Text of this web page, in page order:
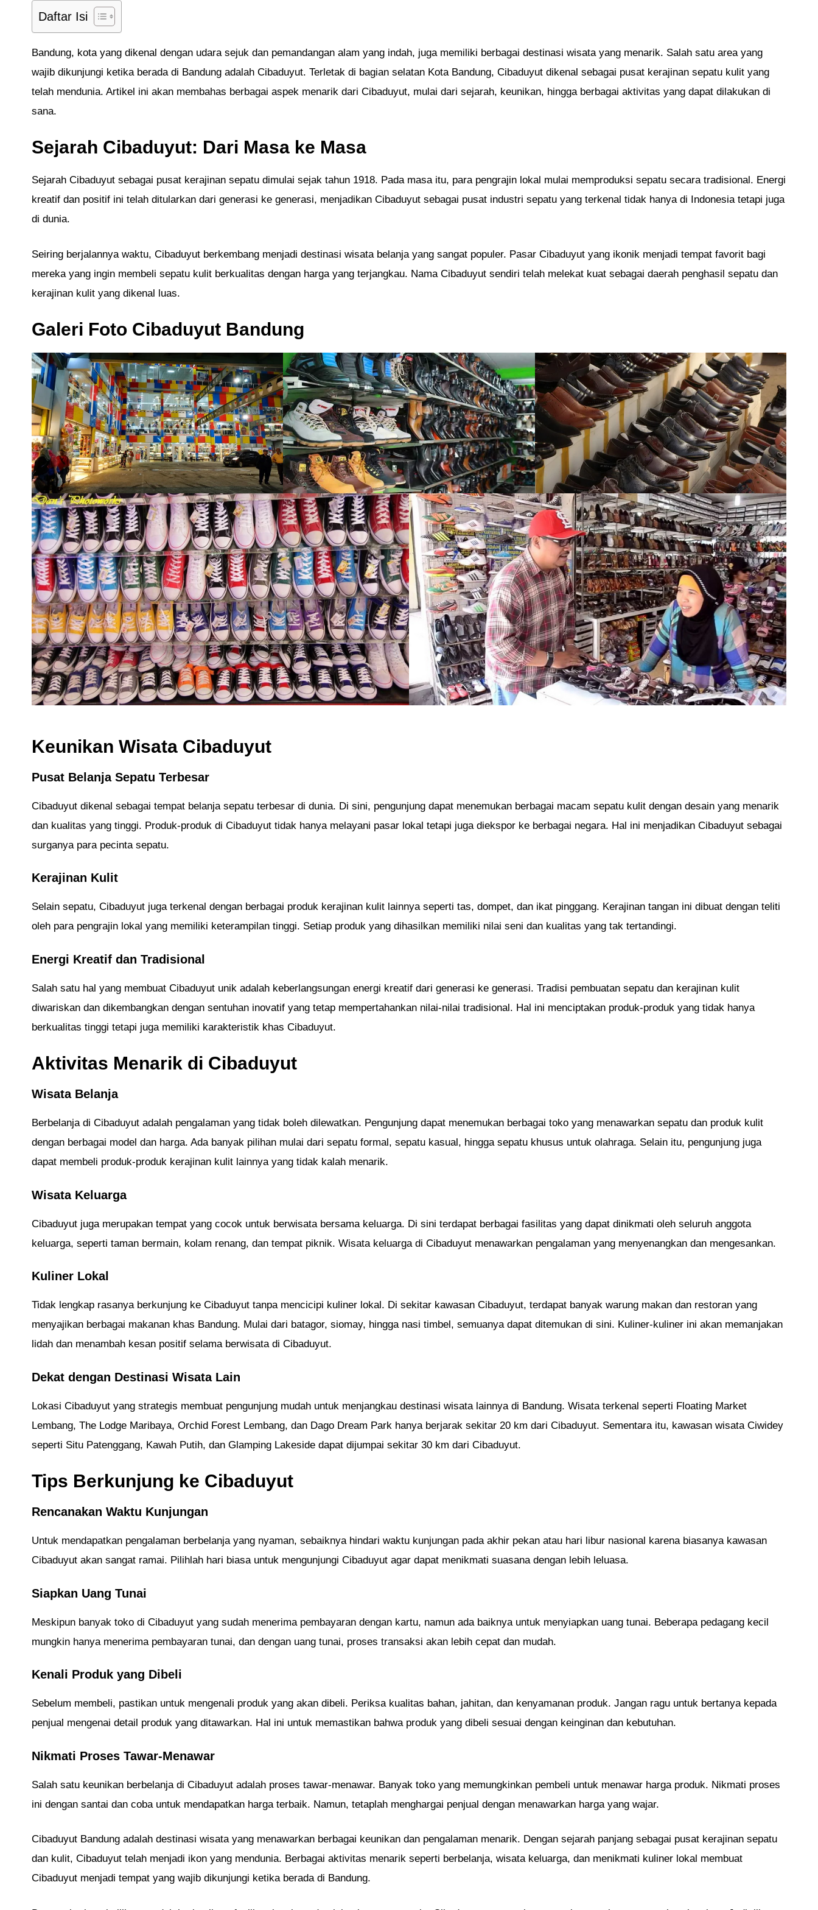
Daftar Isi
Bandung, kota yang dikenal dengan udara sejuk dan pemandangan alam yang indah, juga memiliki berbagai destinasi wisata yang menarik. Salah satu area yang
wajib dikunjungi ketika berada di Bandung adalah Cibaduyut. Terletak di bagian selatan Kota Bandung, Cibaduyut dikenal sebagai pusat kerajinan sepatu kulit yang
telah mendunia. Artikel ini akan membahas berbagai aspek menarik dari Cibaduyut, mulai dari sejarah, keunikan, hingga berbagai aktivitas yang dapat dilakukan di
sana.
Sejarah Cibaduyut: Dari Masa ke Masa
Sejarah Cibaduyut sebagai pusat kerajinan sepatu dimulai sejak tahun 1918. Pada masa itu, para pengrajin lokal mulai memproduksi sepatu secara tradisional. Energi
kreatif dan positif ini telah ditularkan dari generasi ke generasi, menjadikan Cibaduyut sebagai pusat industri sepatu yang terkenal tidak hanya di Indonesia tetapi juga
di dunia.
Seiring berjalannya waktu, Cibaduyut berkembang menjadi destinasi wisata belanja yang sangat populer. Pasar Cibaduyut yang ikonik menjadi tempat favorit bagi
mereka yang ingin membeli sepatu kulit berkualitas dengan harga yang terjangkau. Nama Cibaduyut sendiri telah melekat kuat sebagai daerah penghasil sepatu dan
kerajinan kulit yang dikenal luas.
Galeri Foto Cibaduyut Bandung
Keunikan Wisata Cibaduyut
Pusat Belanja Sepatu Terbesar
Cibaduyut dikenal sebagai tempat belanja sepatu terbesar di dunia. Di sini, pengunjung dapat menemukan berbagai macam sepatu kulit dengan desain yang menarik
dan kualitas yang tinggi. Produk-produk di Cibaduyut tidak hanya melayani pasar lokal tetapi juga diekspor ke berbagai negara. Hal ini menjadikan Cibaduyut sebagai
surganya para pecinta sepatu.
Kerajinan Kulit
Selain sepatu, Cibaduyut juga terkenal dengan berbagai produk kerajinan kulit lainnya seperti tas, dompet, dan ikat pinggang. Kerajinan tangan ini dibuat dengan teliti
oleh para pengrajin lokal yang memiliki keterampilan tinggi. Setiap produk yang dihasilkan memiliki nilai seni dan kualitas yang tak tertandingi.
Energi Kreatif dan Tradisional
Salah satu hal yang membuat Cibaduyut unik adalah keberlangsungan energi kreatif dari generasi ke generasi. Tradisi pembuatan sepatu dan kerajinan kulit
diwariskan dan dikembangkan dengan sentuhan inovatif yang tetap mempertahankan nilai-nilai tradisional. Hal ini menciptakan produk-produk yang tidak hanya
berkualitas tinggi tetapi juga memiliki karakteristik khas Cibaduyut.
Aktivitas Menarik di Cibaduyut
Wisata Belanja
Berbelanja di Cibaduyut adalah pengalaman yang tidak boleh dilewatkan. Pengunjung dapat menemukan berbagai toko yang menawarkan sepatu dan produk kulit
dengan berbagai model dan harga. Ada banyak pilihan mulai dari sepatu formal, sepatu kasual, hingga sepatu khusus untuk olahraga. Selain itu, pengunjung juga
dapat membeli produk-produk kerajinan kulit lainnya yang tidak kalah menarik.
Wisata Keluarga
Cibaduyut juga merupakan tempat yang cocok untuk berwisata bersama keluarga. Di sini terdapat berbagai fasilitas yang dapat dinikmati oleh seluruh anggota
keluarga, seperti taman bermain, kolam renang, dan tempat piknik. Wisata keluarga di Cibaduyut menawarkan pengalaman yang menyenangkan dan mengesankan.
Kuliner Lokal
Tidak lengkap rasanya berkunjung ke Cibaduyut tanpa mencicipi kuliner lokal. Di sekitar kawasan Cibaduyut, terdapat banyak warung makan dan restoran yang
menyajikan berbagai makanan khas Bandung. Mulai dari batagor, siomay, hingga nasi timbel, semuanya dapat ditemukan di sini. Kuliner-kuliner ini akan memanjakan
lidah dan menambah kesan positif selama berwisata di Cibaduyut.
Dekat dengan Destinasi Wisata Lain
Lokasi Cibaduyut yang strategis membuat pengunjung mudah untuk menjangkau destinasi wisata lainnya di Bandung. Wisata terkenal seperti Floating Market
Lembang, The Lodge Maribaya, Orchid Forest Lembang, dan Dago Dream Park hanya berjarak sekitar 20 km dari Cibaduyut. Sementara itu, kawasan wisata Ciwidey
seperti Situ Patenggang, Kawah Putih, dan Glamping Lakeside dapat dijumpai sekitar 30 km dari Cibaduyut.
Tips Berkunjung ke Cibaduyut
Rencanakan Waktu Kunjungan
Untuk mendapatkan pengalaman berbelanja yang nyaman, sebaiknya hindari waktu kunjungan pada akhir pekan atau hari libur nasional karena biasanya kawasan
Cibaduyut akan sangat ramai. Pilihlah hari biasa untuk mengunjungi Cibaduyut agar dapat menikmati suasana dengan lebih leluasa.
Siapkan Uang Tunai
Meskipun banyak toko di Cibaduyut yang sudah menerima pembayaran dengan kartu, namun ada baiknya untuk menyiapkan uang tunai. Beberapa pedagang kecil
mungkin hanya menerima pembayaran tunai, dan dengan uang tunai, proses transaksi akan lebih cepat dan mudah.
Kenali Produk yang Dibeli
Sebelum membeli, pastikan untuk mengenali produk yang akan dibeli. Periksa kualitas bahan, jahitan, dan kenyamanan produk. Jangan ragu untuk bertanya kepada
penjual mengenai detail produk yang ditawarkan. Hal ini untuk memastikan bahwa produk yang dibeli sesuai dengan keinginan dan kebutuhan.
Nikmati Proses Tawar-Menawar
Salah satu keunikan berbelanja di Cibaduyut adalah proses tawar-menawar. Banyak toko yang memungkinkan pembeli untuk menawar harga produk. Nikmati proses
ini dengan santai dan coba untuk mendapatkan harga terbaik. Namun, tetaplah menghargai penjual dengan menawarkan harga yang wajar.
Cibaduyut Bandung adalah destinasi wisata yang menawarkan berbagai keunikan dan pengalaman menarik. Dengan sejarah panjang sebagai pusat kerajinan sepatu
dan kulit, Cibaduyut telah menjadi ikon yang mendunia. Berbagai aktivitas menarik seperti berbelanja, wisata keluarga, dan menikmati kuliner lokal membuat
Cibaduyut menjadi tempat yang wajib dikunjungi ketika berada di Bandung.